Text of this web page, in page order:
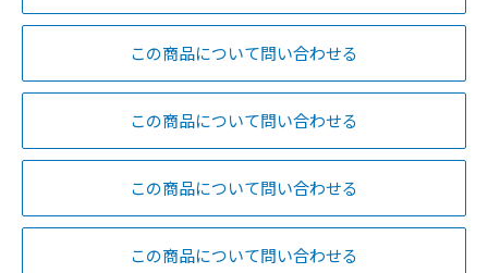
この商品について問い合わせる
この商品について問い合わせる
この商品について問い合わせる
この商品について問い合わせる